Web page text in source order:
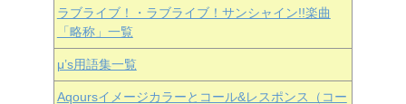
ラブライブ！・ラブライブ！サンシャイン!!楽曲
「略称」一覧
μ’s用語集一覧
Aqoursイメージカラーとコール&レスポンス（コー